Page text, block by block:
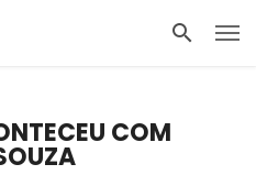
COM